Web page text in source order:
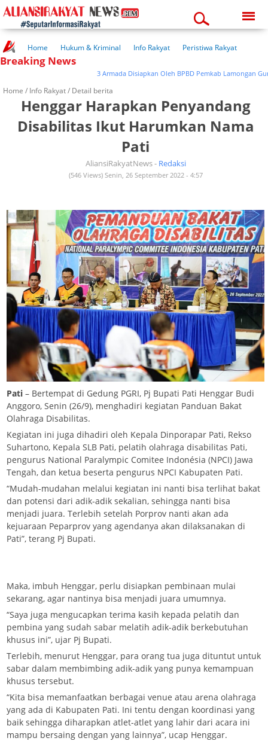
03:10:23 am
Home Hukum & Kriminal Info Rakyat
Peristiwa Rakyat
Kuliner Rakyat
Wisata Rakyat
Kesehatan
Breaking News
3 Armada Disiapkan Oleh BPBD Pemkab Lamongan Guna
Home / Info Rakyat/ Detail berita
Henggar Harapkan Penyandang
Disabilitas Ikut Harumkan Nama
Pati
AliansiRakyatNews - Redaksi
(546 Views) Senin, 26 September 2022 - 4:57
Pati – Bertempat di Gedung PGRI, Pj Bupati Pati Henggar Budi
Anggoro, Senin (26/9), menghadiri kegiatan Panduan Bakat
Olahraga Disabilitas.
Kegiatan ini juga dihadiri oleh Kepala Dinporapar Pati, Rekso
Suhartono, Kepala SLB Pati, pelatih olahraga disabilitas Pati,
pengurus National Paralympic Comitee Indonésia (NPCI) Jawa
Tengah, dan ketua beserta pengurus NPCI Kabupaten Pati.
“Mudah-mudahan melalui kegiatan ini nanti bisa terlihat bakat
dan potensi dari adik-adik sekalian, sehingga nanti bisa
menjadi juara. Terlebih setelah Porprov nanti akan ada
kejuaraan Peparprov yang agendanya akan dilaksanakan di
Pati”, terang Pj Bupati.
Maka, imbuh Henggar, perlu disiapkan pembinaan mulai
sekarang, agar nantinya bisa menjadi juara umumnya.
“Saya juga mengucapkan terima kasih kepada pelatih dan
pembina yang sudah sabar melatih adik-adik berkebutuhan
khusus ini”, ujar Pj Bupati.
Terlebih, menurut Henggar, para orang tua juga dituntut untuk
sabar dalam membimbing adik-adik yang punya kemampuan
khusus tersebut.
“Kita bisa memanfaatkan berbagai venue atau arena olahraga
yang ada di Kabupaten Pati. Ini tentu dengan koordinasi yang
baik sehingga diharapkan atlet-atlet yang lahir dari acara ini
mampu bersaing dengan yang lainnya”, ucap Henggar.